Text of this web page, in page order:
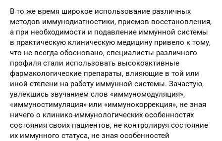
В то же время широкое использование различных
методов иммунодиагностики, приемов восстановления,
а при необходимости и подавление иммунной системы
в практическую клиническую медицину привело к тому,
что не всегда обосновано, специалисты различного
профиля стали использовать высокоактивные
фармакологические препараты, влияющие в той или
иной степени на работу иммунной системы. Зачастую,
увлекшись звучанием слов «иммуномодуляция»,
«иммуностимуляция» или «иммунокоррекция», не зная
ничего о клинико-иммунологических особенностях
состояния своих пациентов, не контролируя состояние
их иммунного статуса, не зная особенностей